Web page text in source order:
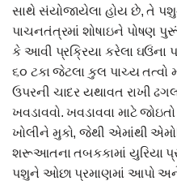
સાથે સંયોજાયેલા હોય છે, તે
પાચનતંત્રમાં શોષાઇને પોષણ
કે આવી પ્રક્રિયા કરેલા ઘઉંના
૬૦ ટકા જેટલા કુલ પાચ્ય તત્વો
ઉપરની ચાદર યથાવત રાખી
ખવડાવવો. ખવડાવવા માટે
ખોલીને મુકો, જેથી એમાંથી
શરૂઆતના તબકકામાં યુરિયા
પશુને ઓછા પ્રમાણમાં આપો અને